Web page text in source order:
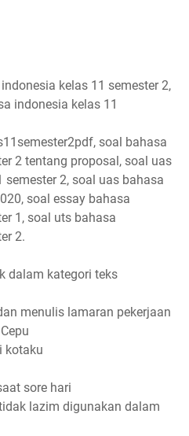
kelas 11 semester 2,
indonesia kelas 11
soal bahasa
2 tentang proposal, soal uas
2, soal uas bahasa
soal essay bahasa
1, soal uts bahasa
2.
dalam kategori teks
menulis lamaran pekerjaan
kotaku
sore hari
lazim digunakan dalam